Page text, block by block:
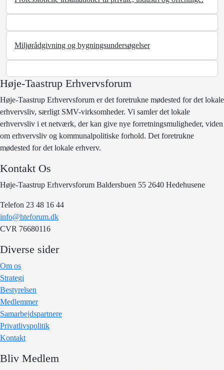
Miljørådgivning og bygningsundersøgelser
Høje-Taastrup Erhvervsforum
Høje-Taastrup Erhvervsforum er det foretrukne mødested for det lokale
erhvervsliv, særligt SMV-virksomheder. Vi samler det lokale
erhvervsliv i et netværk, der kan give nye forretningsmuligheder, viden
om erhvervsliv og kommunalpolitiske forhold. Det foretrukne
mødested for det lokale erhverv.
Kontakt Os
Høje-Taastrup Erhvervsforum Baldersbuen 55 2640 Hedehusene
Telefon 23 48 16 44
info@hteforum.dk
CVR 76680116
Diverse sider
Om os
Strategi
Bestyrelsen
Medlemmer
Samarbejdspartnere
Privatlivspolitik
Kontakt
Bliv Medlem